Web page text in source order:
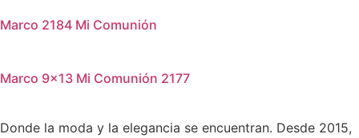
Marco 2184 Mi Comunión
Marco 9×13 Mi Comunión 2177
Donde la moda y la elegancia se encuentran. Desde 2015,